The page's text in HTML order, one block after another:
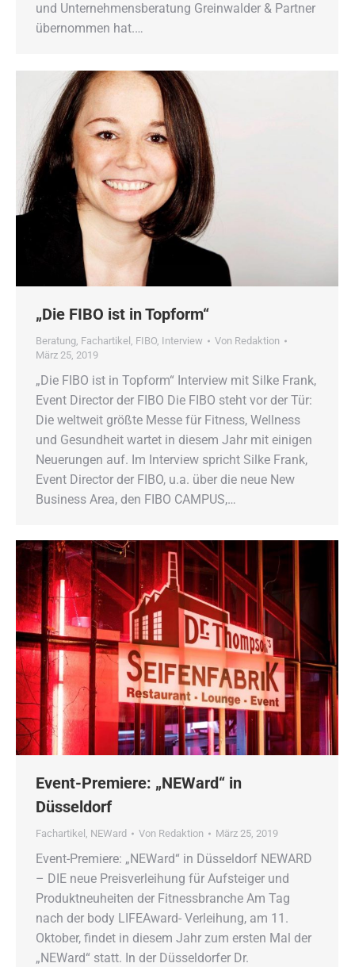
und Unternehmensberatung Greinwalder & Partner
übernommen hat.…
„Die FIBO ist in Topform“
Beratung Fachartikel FIBO Interview Von Redaktion
März 25, 2019
„Die FIBO ist in Topform“ Interview mit Silke Frank,
Event Director der FIBO Die FIBO steht vor der Tür:
Die weltweit größte Messe für Fitness, Wellness
und Gesundheit wartet in diesem Jahr mit einigen
Neuerungen auf. Im Interview spricht Silke Frank,
Event Director der FIBO, u.a. über die neue New
Business Area, den FIBO CAMPUS,…
Event-Premiere: „NEWard“ in
Düsseldorf
Fachartikel , NEWard Von Redaktion März 25, 2019
Event-Premiere: „NEWard“ in Düsseldorf NEWARD
– DIE neue Preisverleihung für Aufsteiger und
Produktneuheiten der Fitnessbranche Am Tag
nach der body LIFEAward- Verleihung, am 11.
Oktober, findet in diesem Jahr zum ersten Mal der
„NEWard“ statt. In der Düsseldorfer Dr.